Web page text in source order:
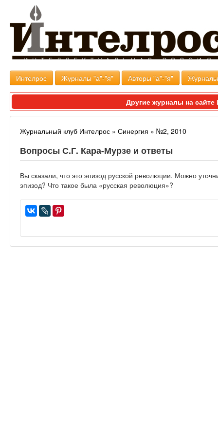
Интелрос Журналы "а"-"я" Авторы "а"-"я"
Другие журналы на
Журнальный клуб Интелрос » Синергия » №2, 2010
Вопросы С.Г. Кара-Мурзе и ответы
Вы сказали, что это эпизод русской революции. Можно
эпизод? Что такое была «русская революция»?